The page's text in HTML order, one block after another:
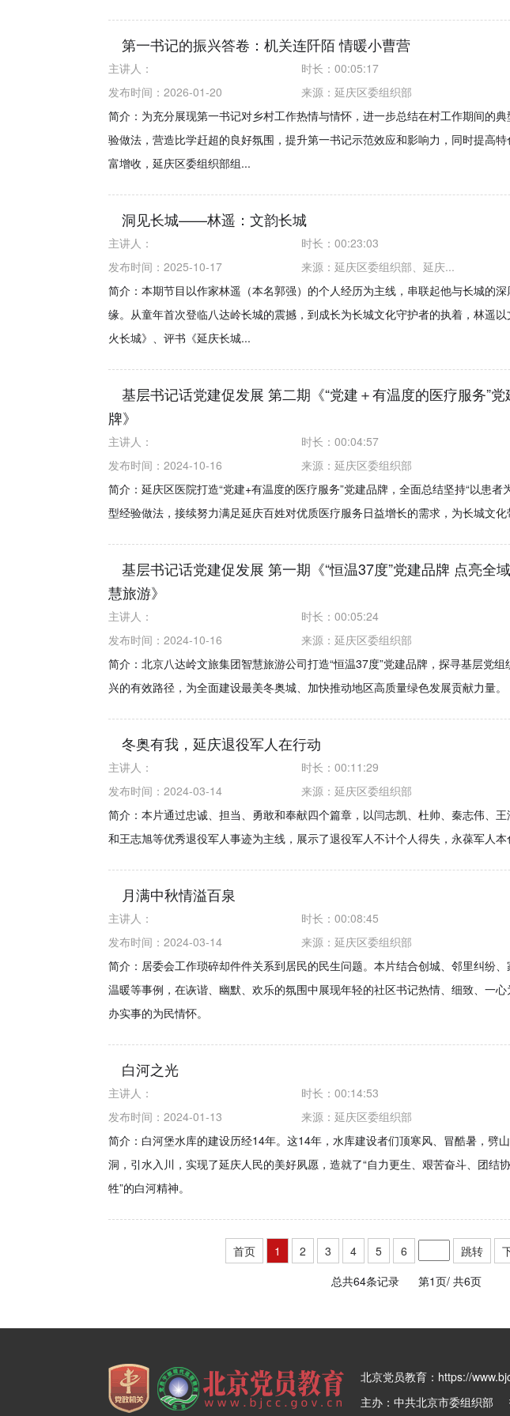
第一书记的振兴答卷：机关连阡陌 情暖小曹营
主讲人： 时长： 00:05:17
发布时间：2026-01-20
来源： 延庆区委组织部
简介：为充分展现第一书记对乡村工作热情与情怀，进一步总结在村工作期间的典
验做法，营造比学赶超的良好氛围，提升第一书记示范效应和影响力，同时提高
富增收，延庆区委组织部组...
洞见长城——林遥：文韵长城
主讲人： 时长： 00:23:03
发布时间：2025-10-17
来源： 延庆区委组织部、延庆...
简介：本期节目以作家林遥（本名郭强）的个人经历为主线，串联起他与长城的深
缘。从童年首次登临八达岭长城的震撼，到成长为长城文化守护者的执着，林遥
火长城》、评书《延庆长城...
基层书记话党建促发展 第二期《“党建＋有温度的医疗服务”党
牌》
主讲人： 时长： 00:04:57
发布时间：2024-10-16
来源： 延庆区委组织部
简介：延庆区医院打造“党建+有温度的医疗服务”党建品牌，全面总结坚持“以患
型经验做法，接续努力满足延庆百姓对优质医疗服务日益增长的需求，为长城文
基层书记话党建促发展 第一期《“恒温37度”党建品牌 点亮全
慧旅游》
主讲人： 时长： 00:05:24
发布时间：2024-10-16
来源： 延庆区委组织部
简介：北京八达岭文旅集团智慧旅游公司打造“恒温37度”党建品牌，探寻基层党
兴的有效路径，为全面建设最美冬奥城、加快推动地区高质量绿色发展贡献力量。
冬奥有我，延庆退役军人在行动
主讲人： 时长： 00:11:29
发布时间：2024-03-14
来源： 延庆区委组织部
简介：本片通过忠诚、担当、勇敢和奉献四个篇章，以闫志凯、杜帅、秦志伟、王
和王志旭等优秀退役军人事迹为主线，展示了退役军人不计个人得失，永葆军人本
月满中秋情溢百泉
主讲人： 时长： 00:08:45
发布时间：2024-03-14
来源： 延庆区委组织部
简介：居委会工作琐碎却件件关系到居民的民生问题。本片结合创城、邻里纠纷、
温暖等事例，在诙谐、幽默、欢乐的氛围中展现年轻的社区书记热情、细致、一
办实事的为民情怀。
白河之光
主讲人： 时长： 00:14:53
发布时间：2024-01-13
来源： 延庆区委组织部
简介：白河堡水库的建设历经14年。这14年，水库建设者们顶寒风、冒酷暑，劈
洞，引水入川，实现了延庆人民的美好夙愿，造就了“自力更生、艰苦奋斗、团结
牲”的白河精神。
首页 1 2 3 4 5 6 跳转
总共64条记录 第1页/ 共6页
北京党员教育：https://
主办：中共北京市委组织部